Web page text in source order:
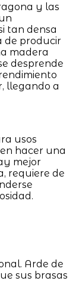
y las
tan densa
de producir
madera
desprende
llegando a
usos
hacer una
mejor
requiere de
Arde de
sus brasas